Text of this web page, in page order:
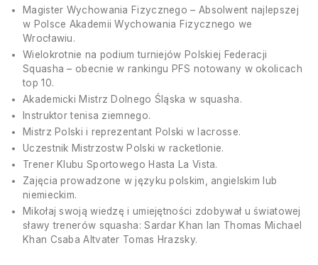
Magister Wychowania Fizycznego – Absolwent najlepszej
w Polsce Akademii Wychowania Fizycznego we
Wrocławiu.
Wielokrotnie na podium turniejów Polskiej Federacji
Squasha – obecnie w rankingu PFS notowany w okolicach
top 10.
Akademicki Mistrz Dolnego Śląska w squasha.
Instruktor tenisa ziemnego.
Mistrz Polski i reprezentant Polski w lacrosse.
Uczestnik Mistrzostw Polski w racketlonie.
Trener Klubu Sportowego Hasta La Vista.
Zajęcia prowadzone w języku polskim, angielskim lub
niemieckim.
Mikołaj swoją wiedzę i umiejętności zdobywał u światowej
sławy trenerów squasha: Sardar Khan Ian Thomas Michael
Khan Csaba Altvater Tomas Hrazsky.